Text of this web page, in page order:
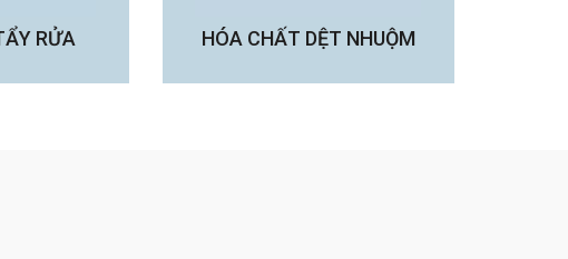
RỬA HÓA CHẤT DỆT NHUỘM